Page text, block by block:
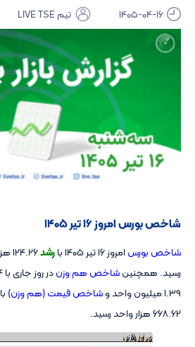
1405-04-16 تیم LIVE TSE
شاخص بورس امروز ۱۶ تیر ۱۴۰۵
شاخص بورسامروز ۱۶ تیر ۱۴۰۵ با رشد
رسید. همچنینشاخص هم وزندر روز جاری با 28.34 هزار واحد
1.39 میلیون واحد و
شاخص قیمت (هم وزن) با 13.63 هزار واحد
668.62 هزار واحد رسید.